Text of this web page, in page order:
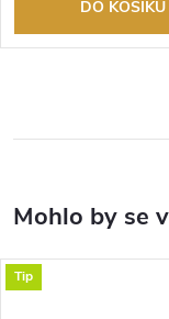
DO KOŠÍKU
Tip